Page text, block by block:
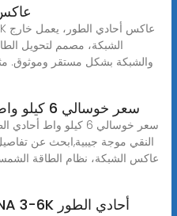
الشبكة، مصمم لتحويل
والشبكة بشكل مستقر وموثوق.
سعر خوسالي 6 كيلو واط أحادي الطور خارج الشبكة
سعر خوسالي 6 كيلو
النقي موجة جيبية,ابحث عن
عاكس الشبكة، نظام الطاقة